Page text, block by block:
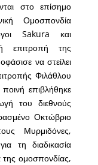
στο επίσημο
Ομοσπονδία
Sakura και
επιτροπή της
να στείλει
Φιλάθλου
επιβλήθηκε
του διεθνούς
Οκτώβριο
Μυρμιδόνες,
τη διαδικασία
ομοσπονδίας,